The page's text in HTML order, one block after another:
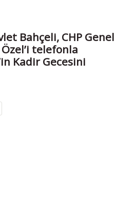
Bahçeli, CHP Genel
telefonla
Kadir Gecesini